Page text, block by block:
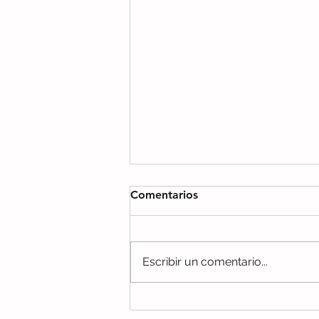
Comentarios
Escribir un comentario...